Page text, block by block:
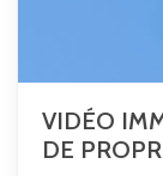
VIDÉO
DE